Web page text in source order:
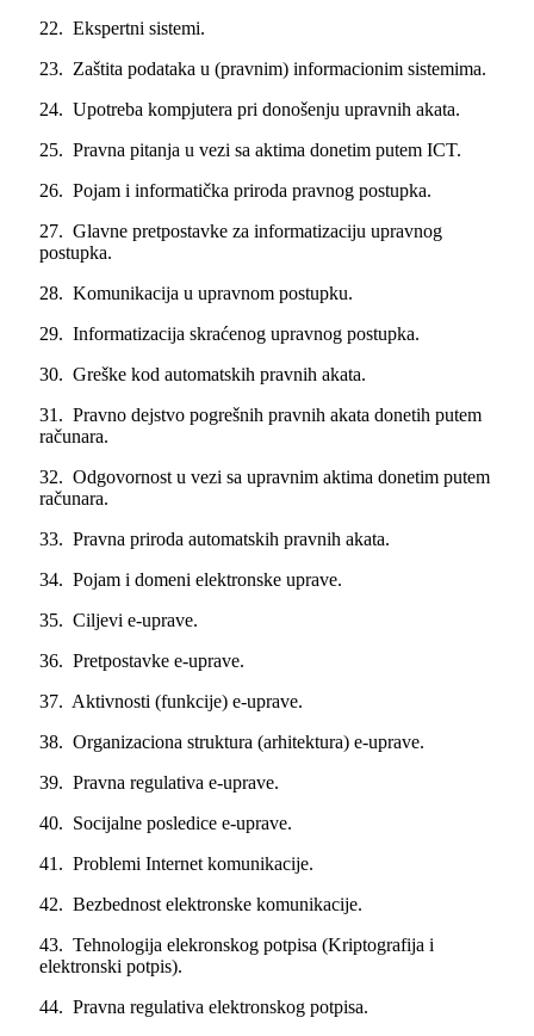
22. Ekspertni sistemi.
23. Zaštita podataka u (pravnim) informacionim sistemima.
24. Upotreba kompjutera pri donošenju upravnih akata.
25. Pravna pitanja u vezi sa aktima donetim putem ICT.
26. Pojam i informatička priroda pravnog postupka.
27. Glavne pretpostavke za informatizaciju upravnog
postupka.
28. Komunikacija u upravnom postupku.
29. Informatizacija skraćenog upravnog postupka.
30. Greške kod automatskih pravnih akata.
31. Pravno dejstvo pogrešnih pravnih akata donetih putem
računara.
32. Odgovornost u vezi sa upravnim aktima donetim putem
računara.
33. Pravna priroda automatskih pravnih akata.
34. Pojam i domeni elektronske uprave.
35. Ciljevi e-uprave.
36. Pretpostavke e-uprave.
37. Aktivnosti (funkcije) e-uprave.
38. Organizaciona struktura (arhitektura) e-uprave.
39. Pravna regulativa e-uprave.
40. Socijalne posledice e-uprave.
41. Problemi Internet komunikacije.
42. Bezbednost elektronske komunikacije.
43. Tehnologija elekronskog potpisa (Kriptografija i
elektronski potpis).
44. Pravna regulativa elektronskog potpisa.